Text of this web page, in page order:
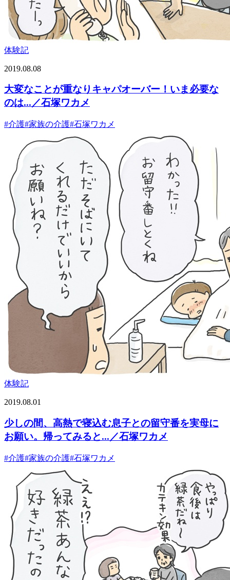
体験記
2019.08.08
大変なことが重なりキャパオーバー！いま必要な
のは...／石塚ワカメ
#介護#家族の介護#石塚ワカメ
体験記
2019.08.01
少しの間、高熱で寝込む息子との留守番を実母に
お願い。帰ってみると...／石塚ワカメ
#介護#家族の介護#石塚ワカメ